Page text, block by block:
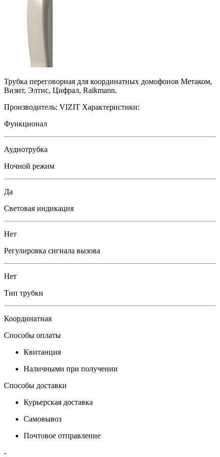
Трубка переговорная для координатных домофонов Метаком,
Визит, Элтис, Цифрал, Raikmann.
Производитель: VIZIT Характеристики:
Функционал
Аудиотрубка
Ночной режим
Да
Световая индикация
Нет
Регулировка сигнала вызова
Нет
Тип трубки
Координатная
Способы оплаты
Квитанция
Наличными при получении
Способы доставки
Курьерская доставка
Самовывоз
Почтовое отправление
-